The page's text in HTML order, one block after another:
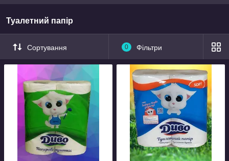
Туалетний папір
Сортування 0 Фільтри